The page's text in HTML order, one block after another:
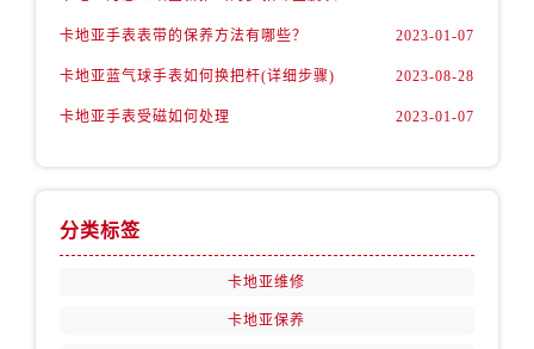
卡地亚手表表带的保养方法有哪些？ 2023-01-07
卡地亚蓝气球手表如何换把杆(详细步骤) 2023-08-28
卡地亚手表受磁如何处理 2023-01-07
分类标签
卡地亚维修
卡地亚保养